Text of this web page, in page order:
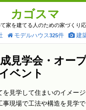
カゴスマ
家を建てる人のための家づくり
モデルハウス325件 建
見学会・オー
ベント
を見学して住まいのイメー
現場で工法や構造を見学で